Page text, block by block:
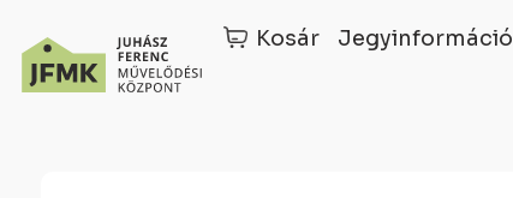
Kosár Jegyinformáció